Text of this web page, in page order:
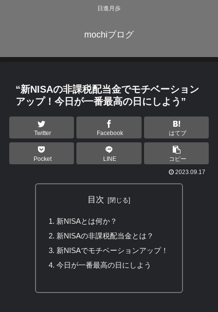
日進月歩
mochiブログ
“新NISAの非課税配当金でモチベーション
アップ！今日が一番最高の日にしよう”
Twitter Facebook はてブ
Pocket LINE
コピー
2023.09.17
目次
新NISAとは何か？
新NISAの非課税配当金とは？
新NISAでモチベーションアップ！
今日が一番最高の日にしよう